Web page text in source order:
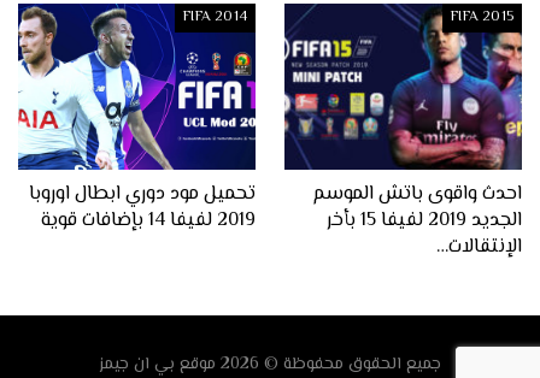
FIFA 2015
احدث واقوى باتش الموسم
الجديد 2019 لفيفا 15 بأخر
الإنتقالات…
FIFA 2014
تحميل مود دوري ابطال اوروبا
2019 لفيفا 14 بإضافات قوية
جميع الحقوق محفوظة © 2026 موقع بي ان جيمز